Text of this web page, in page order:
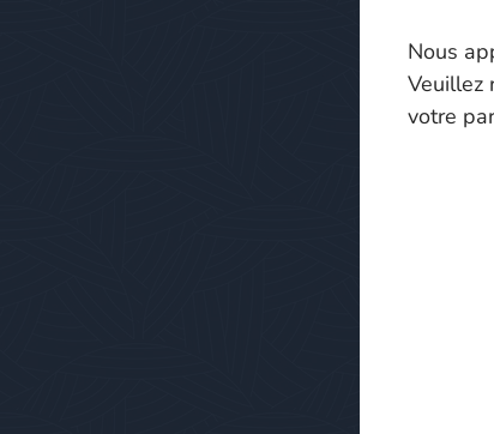
Nous
Veuillez
votre